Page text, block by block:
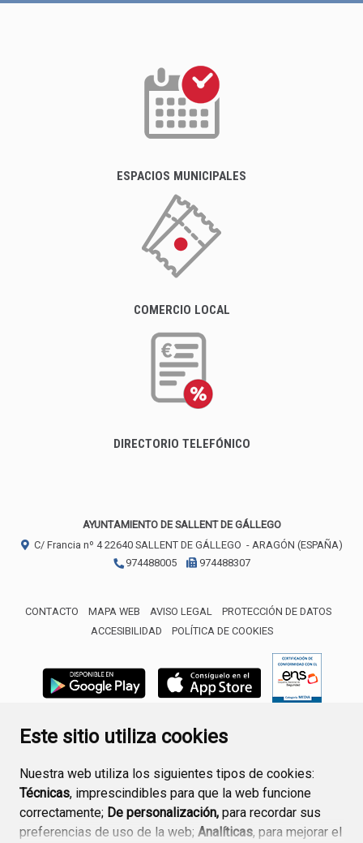
Este sitio utiliza cookies
Nuestra web utiliza los siguientes tipos de cookies:
Técnicas, imprescindibles para que la web funcione
correctamente; De personalización, para recordar sus
preferencias de uso de la web; Analíticas, para mejorar el
ESPACIOS MUNICIPALES
COMERCIO LOCAL
DIRECTORIO TELEFÓNICO
AYUNTAMIENTO DE SALLENT DE GÁLLEGO
C/ Francia nº 422640 SALLENT DE GÁLLEGO - ARAGÓN (ESPAÑA)
974488005
974488307
CONTACTO MAPA WEB AVISO LEGAL
PROTECCIÓN DE DATOS
ACCESIBILIDAD
POLÍTICA DE COOKIES